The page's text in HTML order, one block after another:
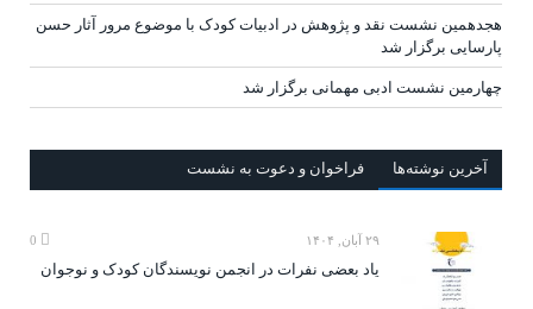
هجدهمین نشست نقد و پژوهش در ادبیات کودک با موضوع مرور آثار حسن
پارسایی برگزار شد
چهارمین نشست ادبی مهمانی برگزار شد
آخرين‌ نوشته‌ها فراخوان و دعوت به نشست
۲۹ آبان, ۱۴۰۴
یاد بعضی نفرات در انجمن نویسندگان کودک و نوجوان